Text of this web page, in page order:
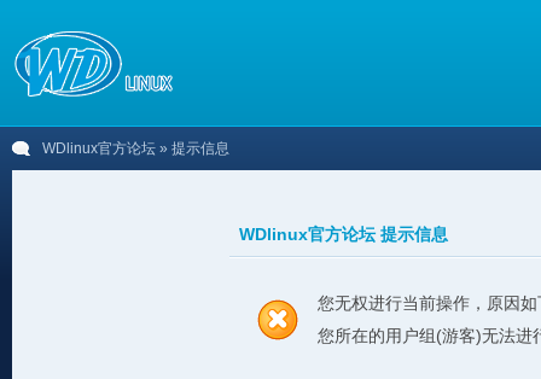
WDlinux官方论坛 » 提示信息
WDlinux官方论坛 提示信息
您无权进行当前操作，原因如
您所在的用户组(游客)无法进